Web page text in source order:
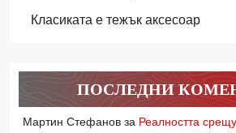
Класиката е тежък аксесоар
ПОСЛЕДНИ
Мартин Стефанов за Реалността